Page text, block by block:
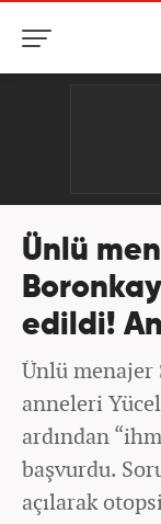
Ünlü
edildi!
Ünlü menajer
anneleri
ardından
başvurdu.
açılarak